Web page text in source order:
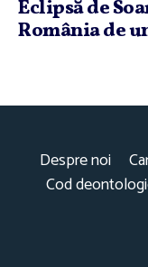
Eclipsă de
România de
Despre noi
Cod